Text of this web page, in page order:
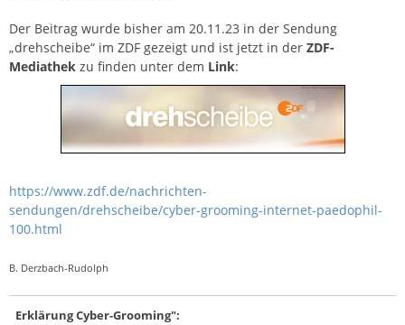
Der Beitrag wurde bisher am 20.11.23 in der Sendung
„drehscheibe“ im ZDF gezeigt und ist jetzt in der ZDF-
Mediathek zu finden unter dem Link:
https://www.zdf.de/nachrichten-
sendungen/drehscheibe/cyber-grooming-internet-paedophil-
100.html
B. Derzbach-Rudolph
Erklärung Cyber-Grooming":